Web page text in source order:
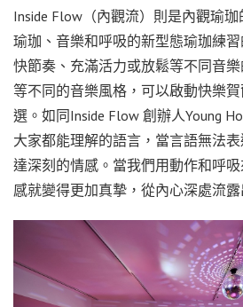
Inside Flow（內觀流）則是內觀瑜
瑜珈、音樂和呼吸的新型態瑜珈練
快節奏、充滿活力或放鬆等不同音
等不同的音樂風格，可以啟動快樂
選。如同Inside Flow 創辦人Young
大家都能理解的語言，當言語無法
達深刻的情感。當我們用動作和呼
感就變得更加真摯，從內心深處流露